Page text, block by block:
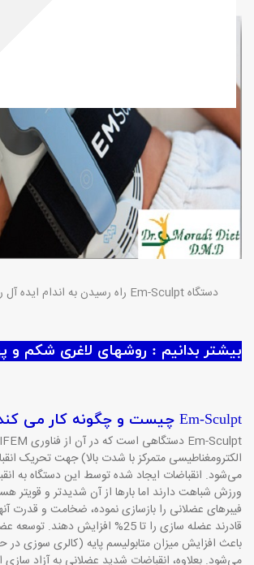
دستگاهEm-Sculpt راه رسیدن به اندام ایده آل
بیشتر بدانیم : روشهای لاغری شکم و
Em-Sculpt چیست و چگونه کار می
Em-Sculpt دستگاهی است که در آن از فناوری
الکترومغناطیسی متمرکز با شدت بالا) جهت تحریک
می‌شود. انقباضات ایجاد شده توسط این دستگاه به
ورزش شباهت دارند اما بارها از آن شدیدتر و قویتر
فیبرهای عضلانی را بازسازی نموده، ضخامت و قدرت
قادرند عضله سازی را تا 25% افزایش
باعث افزایش میزان متابولیسم پایه (کالری سوزی
می‌شود. بعلاوه، انقباضات شدید عضلانی به آزاد